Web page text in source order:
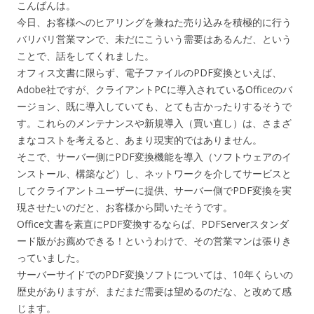
こんばんは。
今日、お客様へのヒアリングを兼ねた売り込みを積極的に行う
バリバリ営業マンで、未だにこういう需要はあるんだ、という
ことで、話をしてくれました。
オフィス文書に限らず、電子ファイルのPDF変換といえば、
Adobe社ですが、クライアントPCに導入されているOfficeのバ
ージョン、既に導入していても、とても古かったりするそうで
す。これらのメンテナンスや新規導入（買い直し）は、さまざ
まなコストを考えると、あまり現実的ではありません。
そこで、サーバー側にPDF変換機能を導入（ソフトウェアのイ
ンストール、構築など）し、ネットワークを介してサービスと
してクライアントユーザーに提供、サーバー側でPDF変換を実
現させたいのだと、お客様から聞いたそうです。
Office文書を素直にPDF変換するならば、PDFServerスタンダ
ード版がお薦めできる！というわけで、その営業マンは張りき
っていました。
サーバーサイドでのPDF変換ソフトについては、10年くらいの
歴史がありますが、まだまだ需要は望めるのだな、と改めて感
じます。